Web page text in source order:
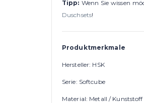
Tipp: Wenn Sie wissen
Duschsets!
Produktmerkmale
Hersteller: HSK
Serie: Softcube
Material: Metall / Kunststoff